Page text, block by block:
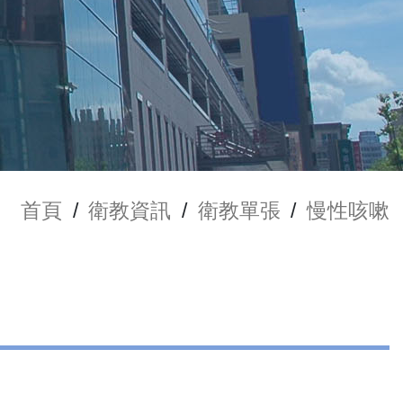
首頁 / 衛教資訊 / 衛教單張 / 慢性咳嗽